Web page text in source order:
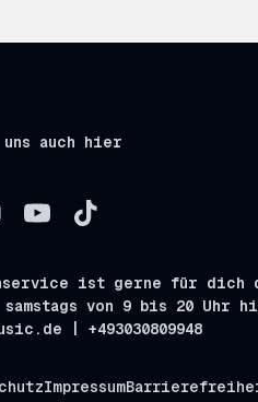
auch hier
ist gerne für dich
von 9 bis 20 Uhr
| +493030809948
Impressum